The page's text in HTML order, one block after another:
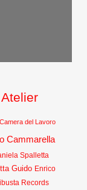
Atelier
Camera del Lavoro
Cammarella
Spalletta
Guido Enrico
Records